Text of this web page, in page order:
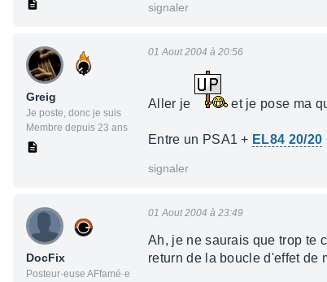
signaler
Greig
Je poste, donc je suis
Membre depuis 23 ans
01 Aout 2004 à 20:56
Aller je et je pose ma
Entre un PSA1 + EL84 20/20
signaler
DocFix
Posteur·euse AFfamé·e
01 Aout 2004 à 23:49
Ah, je ne saurais que trop te
return de la boucle d'effet de